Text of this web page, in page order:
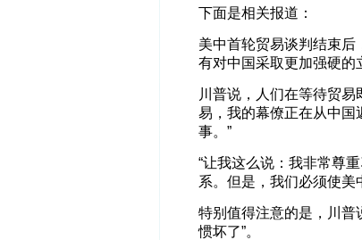
下面是相关报道：
美中首轮贸易谈判结束
有对中国采取更加强硬的
川普说，人们在等待贸
易，我的幕僚正在从中国
事。”
“让我这么说：我非常尊
系。但是，我们必须使美
特别值得注意的是，川普
惯坏了”。